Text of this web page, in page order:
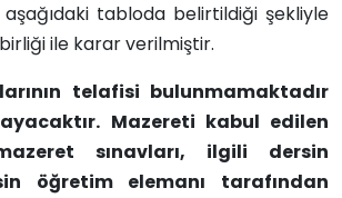
aşağıdaki tabloda belirtildiği şekliyle
ile karar verilmiştir.
telafisi bulunmamaktadır
Mazereti kabul edilen
sınavları, ilgili dersin
öğretim elemanı tarafından